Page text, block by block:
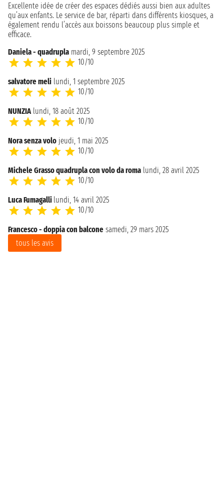
Excellente idée de créer des espaces dédiés aussi bien aux adultes
qu’aux enfants. Le service de bar, réparti dans différents kiosques, a
également rendu l’accès aux boissons beaucoup plus simple et
efficace.
Daniela - quadrupla mardi, 9 septembre 2025
10/10
salvatore meli lundi, 1 septembre 2025
10/10
NUNZIA lundi, 18 août 2025
10/10
Nora senza volo jeudi, 1 mai 2025
10/10
Michele Grasso quadrupla con volo da roma lundi, 28 avril 2025
10/10
Luca Fumagalli lundi, 14 avril 2025
10/10
Francesco - doppia con balcone samedi, 29 mars 2025
tous les avis